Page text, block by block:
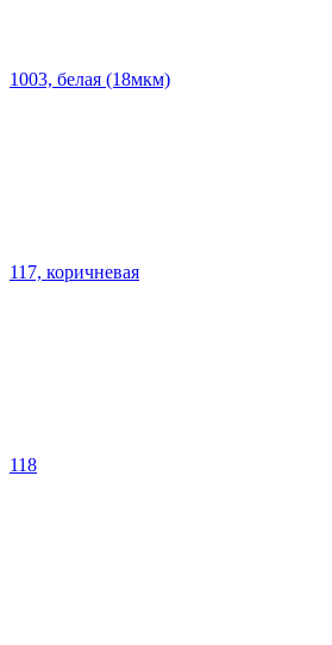
1003, белая (18мкм)
117, коричневая
118